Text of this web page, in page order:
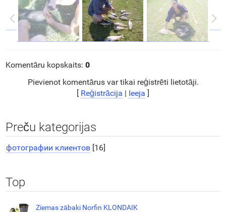
Komentāru kopskaits: 0
Pievienot komentārus var tikai reģistrēti lietotāji.
[ Reģistrācija | Ieeja ]
Preču kategorijas
фотографии клиентов [16]
Top
Ziemas zābaki Norfin KLONDAIK